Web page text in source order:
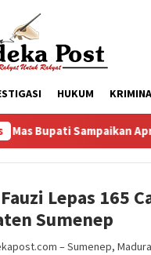
HUKUM
Apresiasi Kepada
Lepas 165
Sumenep
– Sumenep,